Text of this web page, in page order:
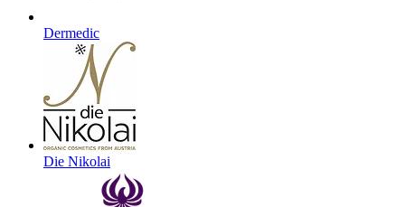
Dermedic
Die Nikolai